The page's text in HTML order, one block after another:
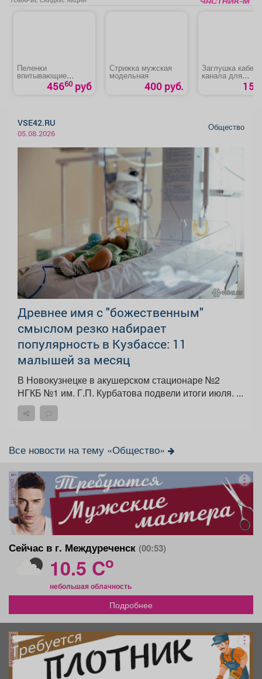
Пеленки
впитывающие
«Медлил» эконом
45660 руб
Стрижка мужская
модельная
400 руб.
Заглушка кабель
канала для
компьютерного
15
VSE42.RU
05.08.2026
Общество
Древнее имя с "божественным"
смыслом резко набирает
популярность в Кузбассе: 11
малышей за месяц
В Новокузнецке в акушерском стационаре №2
НГКБ №1 им. Г.П. Курбатова подвели итоги июля. ...
Все новости на тему «Общество»
реклама
Сейчас в г. Междуреченск (00:53)
10.5 Co
небольшая облачность
Подробнее
реклама